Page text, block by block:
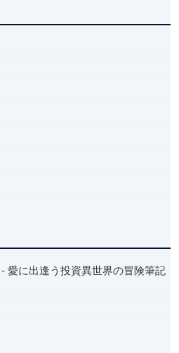
‐ 愛に出逢う投資異世界の冒険筆記